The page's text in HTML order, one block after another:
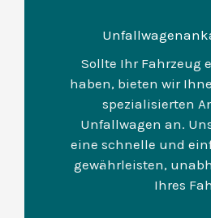
Sollte Ihr Fahrzeug
haben, bieten wir
spezialisierten
Unfallwagen an.
eine schnelle und
gewährleisten,
Ihres